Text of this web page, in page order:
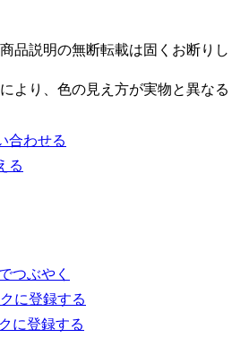
品説明の無断転載は固くお断りし
より、色の見え方が実物と異なる
合わせる
る
つぶやく
に登録する
に登録する